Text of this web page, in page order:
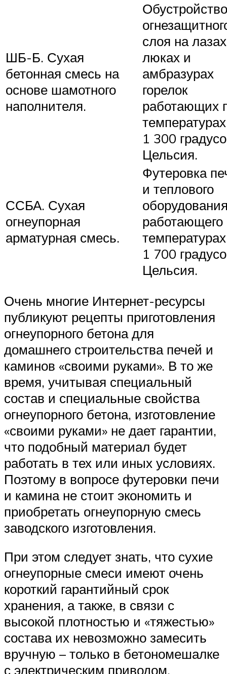
ШБ-Б. Сухая
бетонная смесь на
основе шамотного
наполнителя.
Обустройство
слоя на
люках и
амбразурах
горелок
работающих
1 300
Цельсия.
ССБА. Сухая
огнеупорная
арматурная смесь.
Футеровка
и теплового
работающего
1 700
Цельсия.
Очень многие Интернет-ресурсы
публикуют рецепты приготовления
огнеупорного бетона для
домашнего строительства печей и
каминов «своими руками». В то же
время, учитывая специальный
состав и специальные свойства
огнеупорного бетона, изготовление
«своими руками» не дает гарантии,
что подобный материал будет
работать в тех или иных условиях.
Поэтому в вопросе футеровки печи
и камина не стоит экономить и
приобретать огнеупорную смесь
заводского изготовления.
При этом следует знать, что сухие
огнеупорные смеси имеют очень
короткий гарантийный срок
хранения, а также, в связи с
высокой плотностью и «тяжестью»
состава их невозможно замесить
вручную – только в бетономешалке
с электрическим приводом.